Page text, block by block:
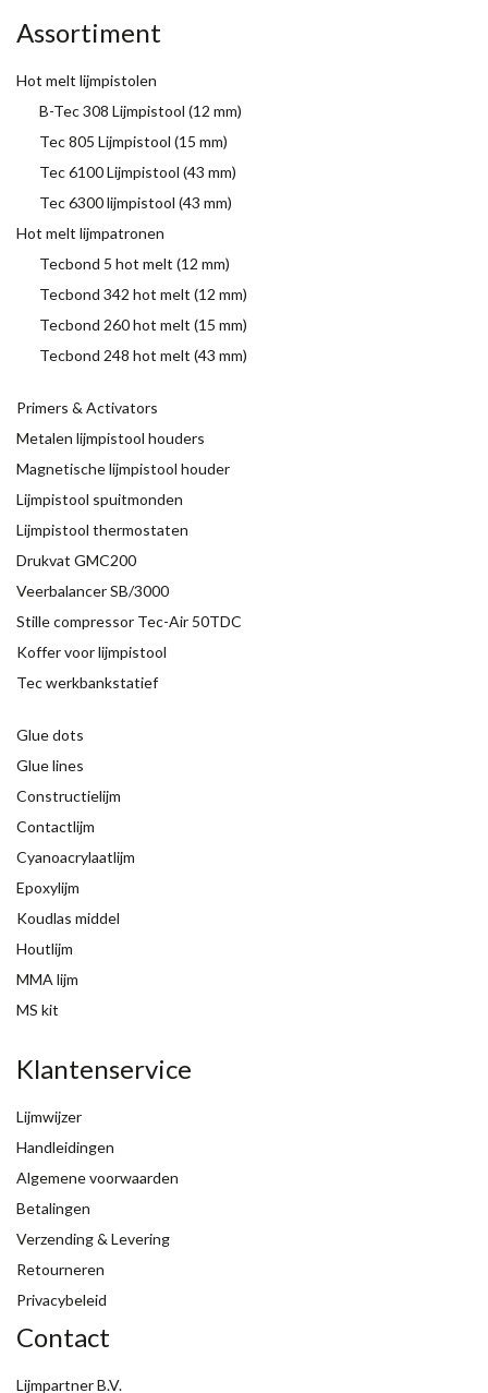
Assortiment
Hot melt lijmpistolen
B-Tec 308 Lijmpistool (12 mm)
Tec 805 Lijmpistool (15 mm)
Tec 6100 Lijmpistool (43 mm)
Tec 6300 lijmpistool (43 mm)
Hot melt lijmpatronen
Tecbond 5 hot melt (12 mm)
Tecbond 342 hot melt (12 mm)
Tecbond 260 hot melt (15 mm)
Tecbond 248 hot melt (43 mm)
Primers & Activators
Metalen lijmpistool houders
Magnetische lijmpistool houder
Lijmpistool spuitmonden
Lijmpistool thermostaten
Drukvat GMC200
Veerbalancer SB/3000
Stille compressor Tec-Air 50TDC
Koffer voor lijmpistool
Tec werkbankstatief
Glue dots
Glue lines
Constructielijm
Contactlijm
Cyanoacrylaatlijm
Epoxylijm
Koudlas middel
Houtlijm
MMA lijm
MS kit
Klantenservice
Lijmwijzer
Handleidingen
Algemene voorwaarden
Betalingen
Verzending & Levering
Retourneren
Privacybeleid
Contact
Lijmpartner B.V.